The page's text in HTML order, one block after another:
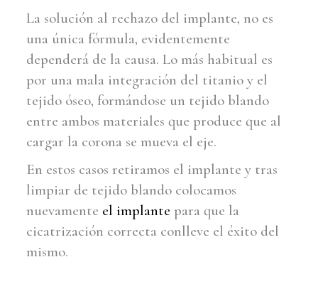
La solución al rechazo del implante, no es
una única fórmula, evidentemente
dependerá de la causa. Lo más habitual es
por una mala integración del titanio y el
tejido óseo, formándose un tejido blando
entre ambos materiales que produce que al
cargar la corona se mueva el eje.
En estos casos retiramos el implante y tras
limpiar de tejido blando colocamos
nuevamente el implante para que la
cicatrización correcta conlleve el éxito del
mismo.